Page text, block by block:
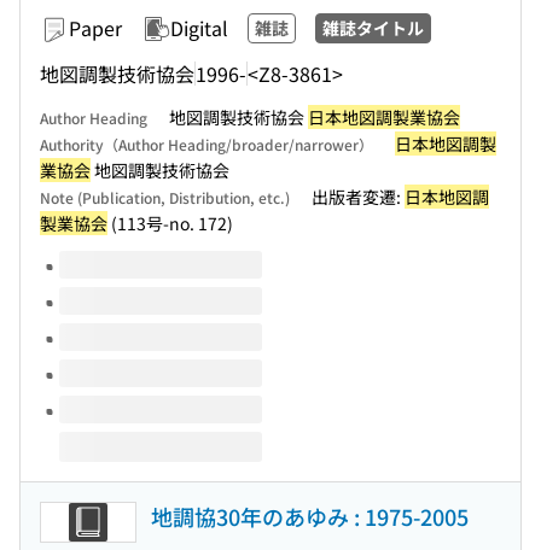
Paper Digital 雑誌 雑誌タイトル
地図調製技術協会1996-<Z8-3861>
Author Heading 地図調製技術協会 日本地図調製業協会
Authority（Author Heading/broader/narrower）
日本地図調製
業協会地図調製技術協会
Note (Publication, Distribution, etc.) 出版者変遷: 日本地図調
製業協会 (113号-no. 172)
Volumes of this title
地調協30年のあゆみ : 1975-2005